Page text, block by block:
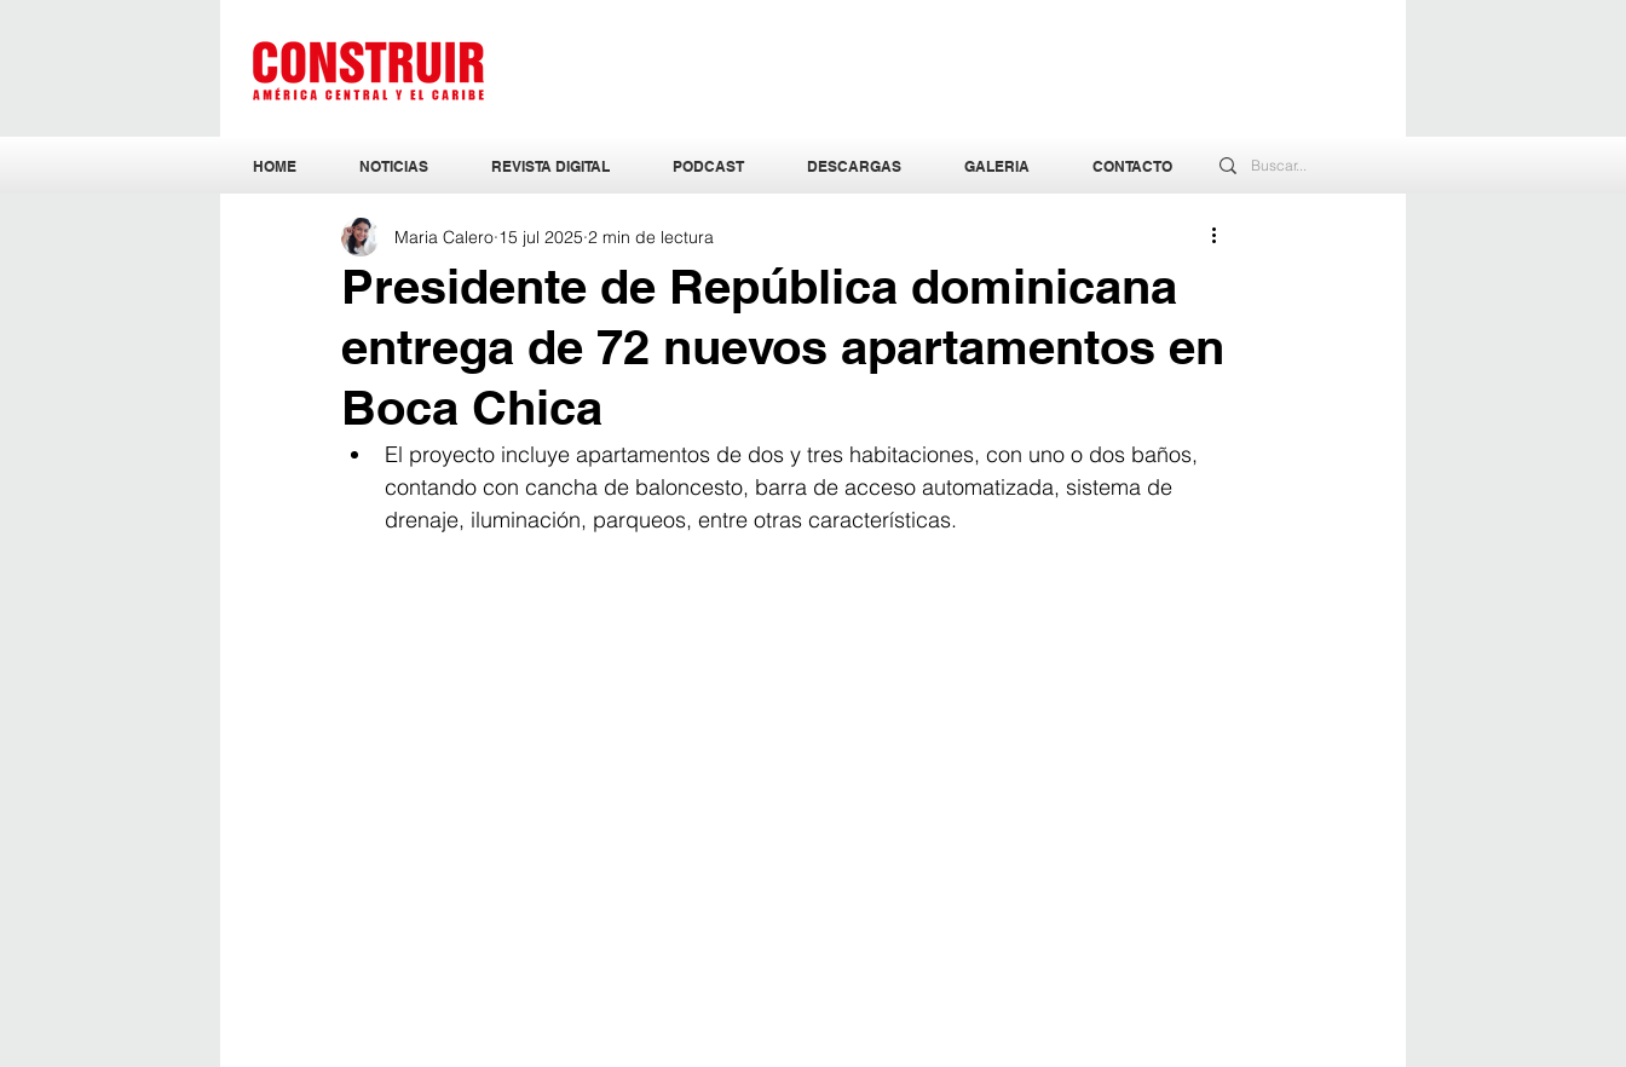
HOME NOTICIAS REVISTA DIGITAL PODCAST DESCARGAS GALERIA CONTACTO
Presidente de República dominicana
entrega de 72 nuevos apartamentos en
Boca Chica
Maria Calero 15 jul 2025 2 min de lectura
El proyecto incluye apartamentos de dos y tres habitaciones, con uno o dos baños,
contando con cancha de baloncesto, barra de acceso automatizada, sistema de
drenaje, iluminación, parqueos, entre otras características.